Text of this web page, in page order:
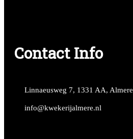
Contact Info
Linnaeusweg 7, 1331 AA, Almere
info@kwekerijalmere.nl